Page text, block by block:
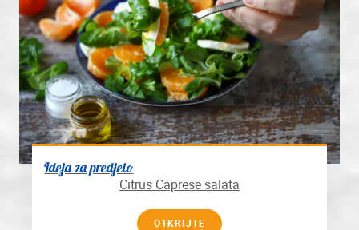
Ideja za predjelo
Citrus Caprese salata
OTKRIJTE